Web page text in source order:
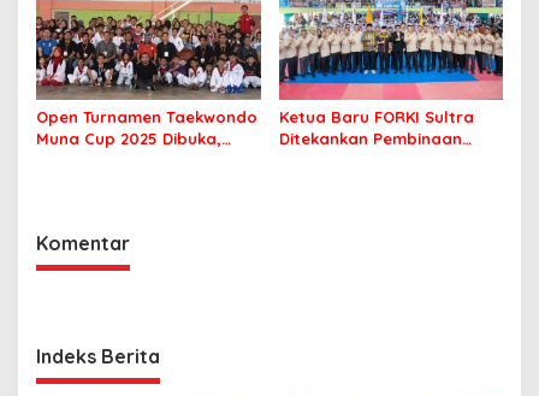
Open Turnamen Taekwondo
Muna Cup 2025 Dibuka,
Ketua Baru FORKI Sultra
Ditekankan Pembinaan
Komentar
Indeks Berita